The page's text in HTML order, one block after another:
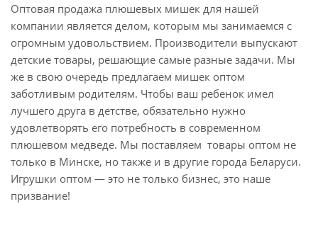
Оптовая продажа плюшевых мишек для нашей
компании является делом, которым мы занимаемся c
огромным удовольствием. Производители выпускают
детские товары, решающие самые разные задачи. Мы
же в свою очередь предлагаем мишек оптом
заботливым родителям. Чтобы ваш ребенок имел
лучшего друга в детстве, обязательно нужно
удовлетворять его потребность в современном
плюшевом медведе. Мы поставляем товары оптом не
только в Минске, но также и в другие города Беларуси.
Игрушки оптом — это не только бизнес, это наше
призвание!